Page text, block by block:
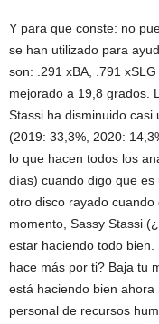
Y para que conste: no
se han utilizado para
son: .291 xBA, .791
mejorado a 19,8 grados.
Stassi ha disminuido casi
(2019: 33,3%, 2020:
lo que hacen todos los
días) cuando digo que
otro disco rayado
momento, Sassy Stassi
estar haciendo todo
hace más por ti? Baja tu
está haciendo bien
personal de recursos